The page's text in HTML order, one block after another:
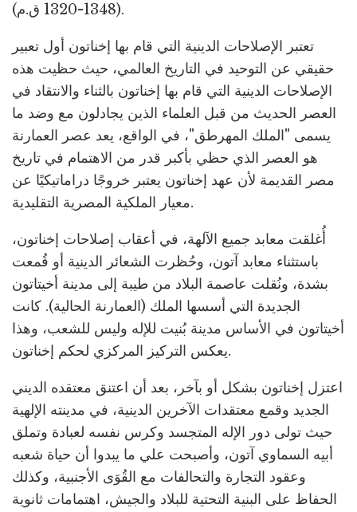
(1348-1320 ق.م).
تعتبر الإصلاحات الدينية التي قام بها إخناتون أول تعبير
حقيقي عن التوحيد في التاريخ العالمي، حيث حظيت هذه
الإصلاحات الدينية التي قام بها إخناتون بالثناء والانتقاد في
العصر الحديث من قبل العلماء الذين يجادلون مع وضد ما
يسمى "الملك المهرطق"، في الواقع، يعد عصر العمارنة
هو العصر الذي حظي بأكبر قدر من الاهتمام في تاريخ
مصر القديمة لأن عهد إخناتون يعتبر خروجًا دراماتيكيًا عن
معيار الملكية المصرية التقليدية.
أُغلقت معابد جميع الآلهة، في أعقاب إصلاحات إخناتون،
باستثناء معابد آتون، وحُظرت الشعائر الدينية أو قُمعت
بشدة، ونُقلت عاصمة البلاد من طيبة إلى مدينة أخيتاتون
الجديدة التي أسسها الملك (العمارنة الحالية). كانت
أخيتاتون في الأساس مدينة بُنيت للإله وليس للشعب، وهذا
يعكس التركيز المركزي لحكم إخناتون.
اعتزل إخناتون بشكل أو بآخر، بعد أن اعتنق معتقده الديني
الجديد وقمع معتقدات الآخرين الدينية، في مدينته الإلهية
حيث تولى دور الإله المتجسد وكرس نفسه لعبادة وتملق
أبيه السماوي آتون، وأصبحت علي ما يبدوا أن حياة شعبه
وعقود التجارة والتحالفات مع القُوَى الأجنبية، وكذلك
الحفاظ على البنية التحتية للبلاد والجيش، اهتمامات ثانوية